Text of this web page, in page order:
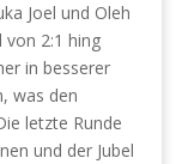
Joel und Oleh
von 2:1 hing
in besserer
was den
letzte Runde
und der Jubel